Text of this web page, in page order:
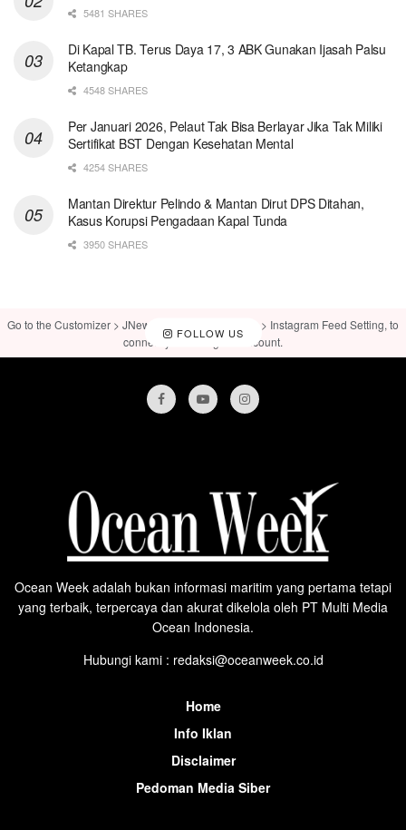
5481 SHARES
Di Kapal TB. Terus Daya 17, 3 ABK Gunakan Ijasah Palsu
Ketangkap
4548 SHARES
Per Januari 2026, Pelaut Tak Bisa Berlayar Jika Tak Miliki
Sertifikat BST Dengan Kesehatan Mental
4254 SHARES
Mantan Direktur Pelindo & Mantan Dirut DPS Ditahan,
Kasus Korupsi Pengadaan Kapal Tunda
3950 SHARES
FOLLOW US
Go to the Customizer > JNews : Social, Like & View > Instagram Feed Setting, to
connect your Instagram account.
Ocean Week adalah bukan informasi maritim yang pertama tetapi
yang terbaik, terpercaya dan akurat dikelola oleh PT Multi Media
Ocean Indonesia.
Hubungi kami : redaksi@oceanweek.co.id
Home
Info Iklan
Disclaimer
Pedoman Media Siber